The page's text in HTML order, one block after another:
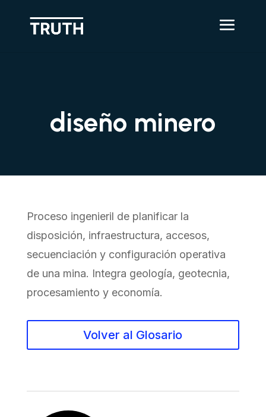
diseño minero
Proceso ingenieril de planificar la
disposición, infraestructura, accesos,
secuenciación y configuración operativa
de una mina. Integra geología, geotecnia,
procesamiento y economía.
Volver al Glosario